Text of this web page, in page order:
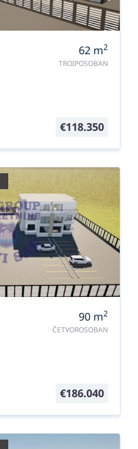
62 m2
TROIPOSOBAN
€118.350
90 m2
ČETVOROSOBAN
€186.040